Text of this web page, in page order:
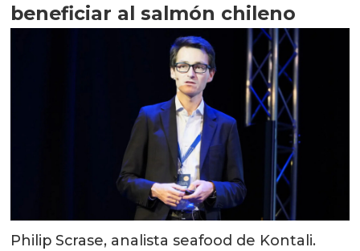
beneficiar al salmón chileno
Philip Scrase, analista seafood de Kontali.